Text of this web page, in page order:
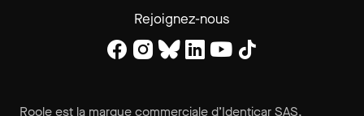
Rejoignez-nous
Roole est la marque commerciale d’Identicar SAS.